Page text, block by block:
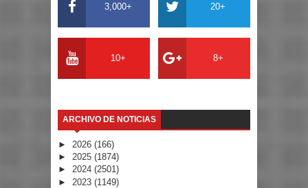
3,000+ 20+
10+ 8+
ARCHIVO DE NOTICIAS
► 2026 (166)
► 2025 (1874)
► 2024 (2501)
► 2023 (1149)